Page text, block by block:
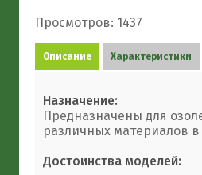
Просмотров: 1437
Описание Характеристики
Назначение:
Предназначены для
различных материалов
Достоинства моделей: